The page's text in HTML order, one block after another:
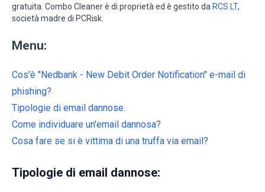
gratuita. Combo Cleaner è di proprietà ed è gestito da RCS LT,
società madre di PCRisk.
Menu:
Cos'è "Nedbank - New Debit Order Notification" e-mail di
phishing?
Tipologie di email dannose.
Come individuare un'email dannosa?
Cosa fare se si è vittima di una truffa via email?
Tipologie di email dannose: